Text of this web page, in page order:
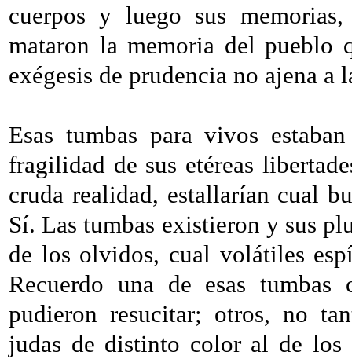
cuerpos y luego sus
mataron la memoria del
exégesis de prudencia no ajena a
Esas tumbas para vivos
fragilidad de sus etéreas
cruda realidad, estallarían cual
Sí. Las tumbas existieron y sus
de los olvidos, cual volátiles
Recuerdo una de esas
pudieron resucitar; otros, no
judas de distinto color al de los